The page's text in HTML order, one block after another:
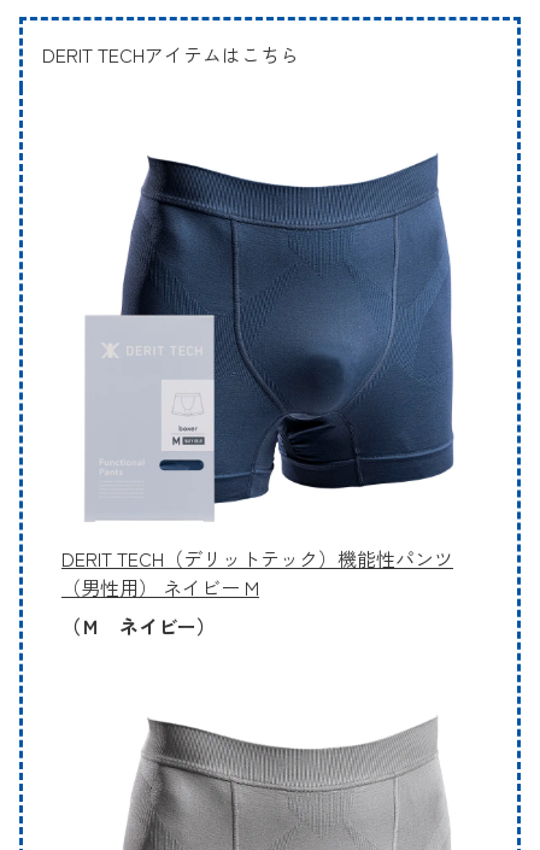
DERIT TECHアイテムはこちら
DERIT TECH（デリットテック）機能性パンツ
（男性用） ネイビー M
（Ｍ ネイビー）